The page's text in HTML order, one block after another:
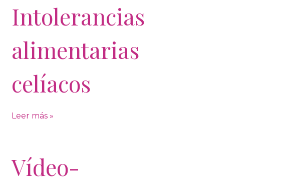
Intolerancias
alimentarias
celíacos
Leer más »
Vídeo-